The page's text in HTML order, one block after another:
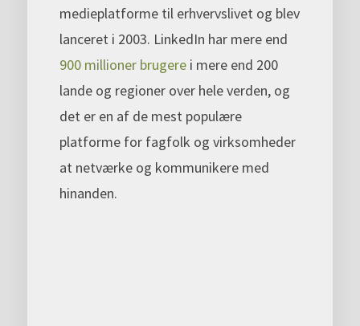
medieplatforme til erhvervslivet og blev
lanceret i 2003. LinkedIn har mere end
900 millioner brugerei mere end 200
lande og regioner over hele verden, og
det er en af de mest populære
platforme for fagfolk og virksomheder
at netværke og kommunikere med
hinanden.